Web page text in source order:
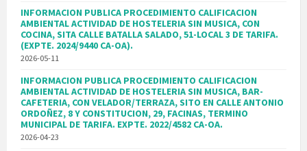
INFORMACION PUBLICA PROCEDIMIENTO CALIFICACION
AMBIENTAL ACTIVIDAD DE HOSTELERIA SIN MUSICA, CON
COCINA, SITA CALLE BATALLA SALADO, 51-LOCAL 3 DE TARIFA.
(EXPTE. 2024/9440 CA-OA).
2026-05-11
INFORMACION PUBLICA PROCEDIMIENTO CALIFICACION
AMBIENTAL ACTIVIDAD DE HOSTELERIA SIN MUSICA, BAR-
CAFETERIA, CON VELADOR/TERRAZA, SITO EN CALLE ANTONIO
ORDOÑEZ, 8 Y CONSTITUCION, 29, FACINAS, TERMINO
MUNICIPAL DE TARIFA. EXPTE. 2022/4582 CA-OA.
2026-04-23